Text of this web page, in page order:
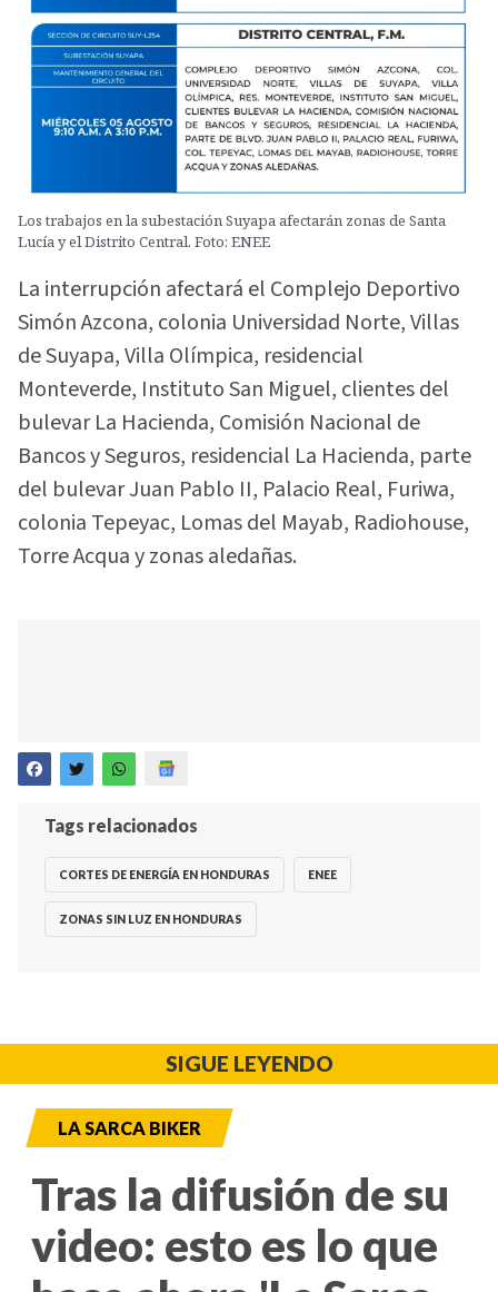
Los trabajos en la subestación Suyapa afectarán zonas de Santa
Lucía y el Distrito Central. Foto: ENEE
La interrupción afectará el Complejo Deportivo
Simón Azcona, colonia Universidad Norte, Villas
de Suyapa, Villa Olímpica, residencial
Monteverde, Instituto San Miguel, clientes del
bulevar La Hacienda, Comisión Nacional de
Bancos y Seguros, residencial La Hacienda, parte
del bulevar Juan Pablo II, Palacio Real, Furiwa,
colonia Tepeyac, Lomas del Mayab, Radiohouse,
Torre Acqua y zonas aledañas.
Tags relacionados
CORTES DE ENERGÍA EN HONDURAS ENEE
ZONAS SIN LUZ EN HONDURAS
SIGUE LEYENDO
LA SARCA BIKER
Tras la difusión de su
video: esto es lo que